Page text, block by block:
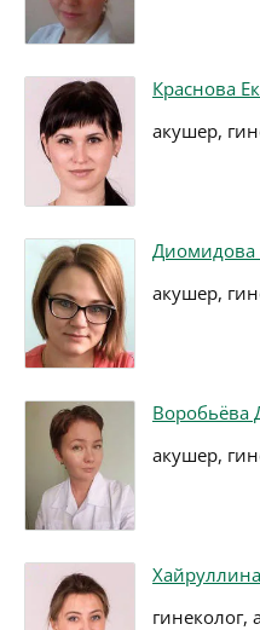
Краснова
акушер,
Диомидова
акушер,
Воробьёва
акушер,
гинеколог,